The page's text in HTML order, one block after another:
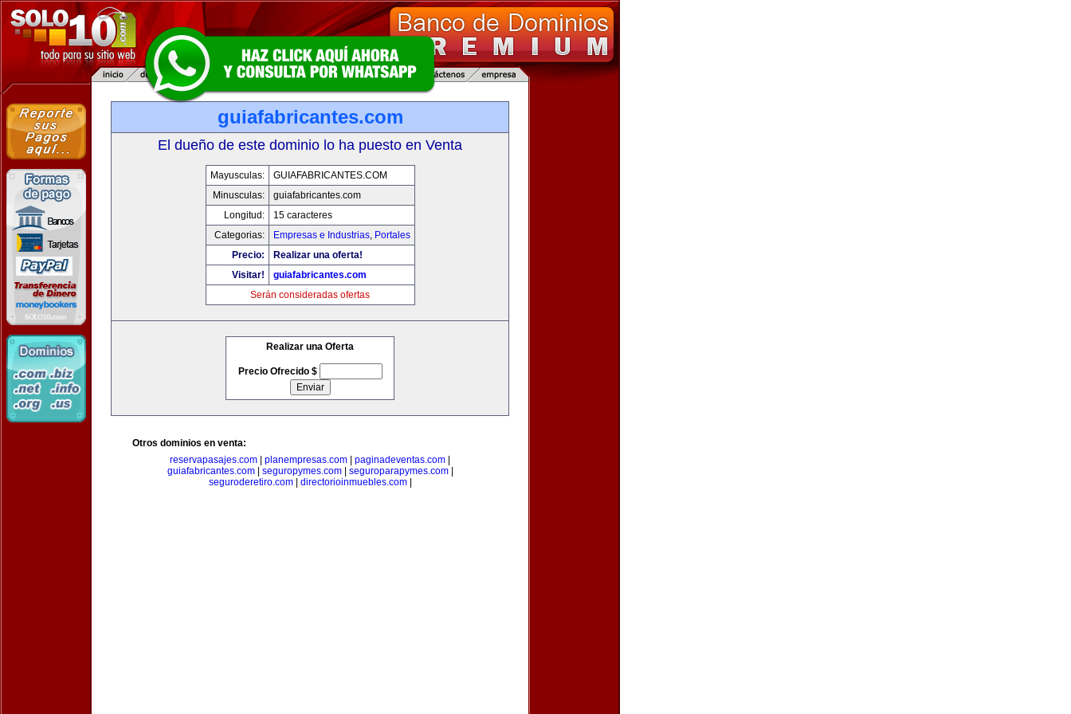
guiafabricantes.com
El dueño de este dominio lo ha puesto en Venta
Mayusculas:
GUIAFABRICANTES.COM
Minusculas:
guiafabricantes.com
Longitud:
15 caracteres
Categorias:
Empresas e Industrias, Portales
Precio:
Realizar una oferta!
Visitar!
guiafabricantes.com
Serán consideradas ofertas
Realizar una Oferta
Precio Ofrecido $
Otros dominios en venta:
reservapasajes.com
planempresas.com paginadeventas.com
guiafabricantes.com| seguropymes.com| seguroparapymes.com|
seguroderetiro.com| directorioinmuebles.com|